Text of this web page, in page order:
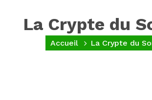
La Crypte du
Accueil La Crypte du